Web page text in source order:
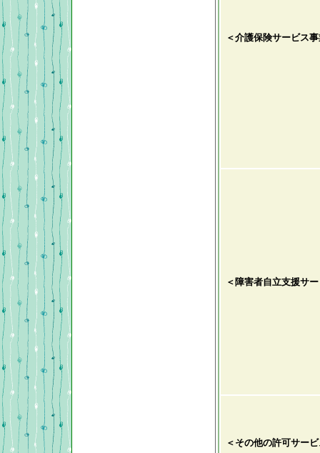
＜介護保険サービス
＜障害者自立支援サ
＜その他の許可サー